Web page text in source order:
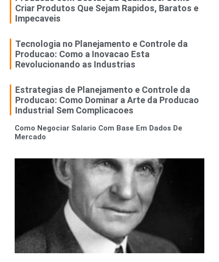
Criar Produtos Que Sejam Rapidos, Baratos e
Impecaveis
Tecnologia no Planejamento e Controle da
Producao: Como a Inovacao Esta
Revolucionando as Industrias
Estrategias de Planejamento e Controle da
Producao: Como Dominar a Arte da Producao
Industrial Sem Complicacoes
Como Negociar Salario Com Base Em Dados De
Mercado